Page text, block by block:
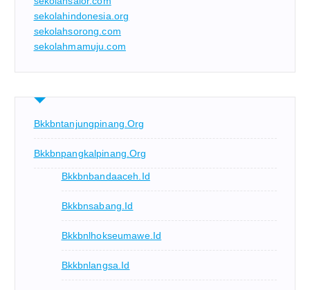
sekolahindonesia.org
sekolahsorong.com
sekolahmamuju.com
Bkkbntanjungpinang.org
Bkkbnpangkalpinang.org
Bkkbnbandaaceh.id
Bkkbnsabang.id
Bkkbnlhokseumawe.id
Bkkbnlangsa.id